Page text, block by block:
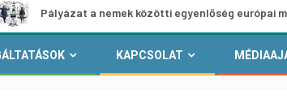
a nemek közötti egyenlőség európai
KAPCSOLAT